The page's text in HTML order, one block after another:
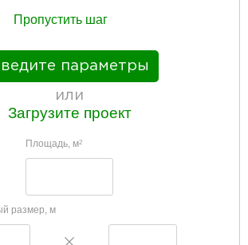
Пропустить шаг
параметры
или
Загрузите проект
Площадь, м2
размер, м